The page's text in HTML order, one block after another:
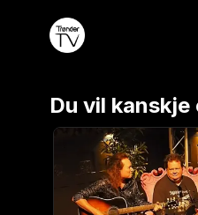
artister: Dave
Helmine.
Du vil kanskje
E2